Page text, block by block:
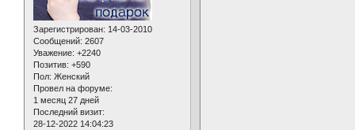
Зарегистрирован: 14-03-2010
Сообщений: 2607
Уважение: +2240
Позитив: +590
Пол: Женский
Провел на форуме:
1 месяц 27 дней
Последний визит:
28-12-2022 14:04:23